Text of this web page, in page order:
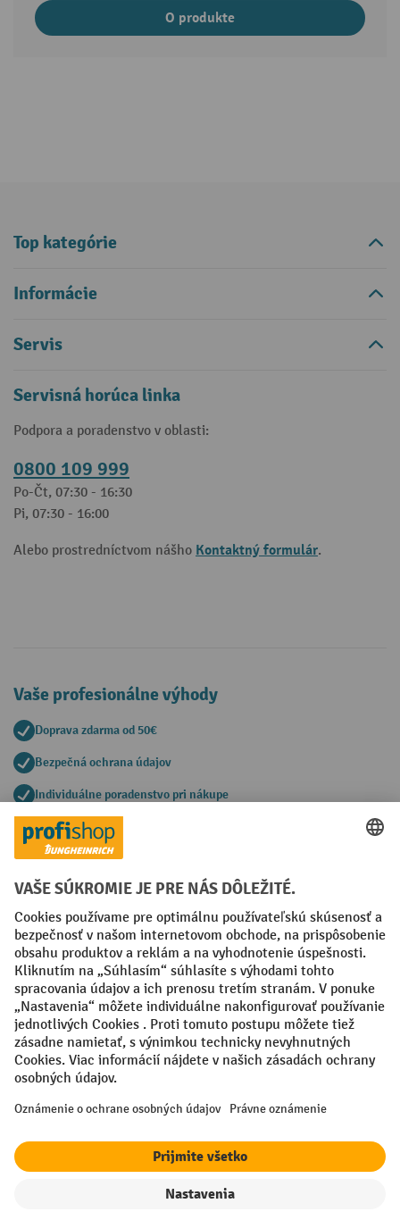
O produkte
Top kategórie
Informácie
Servis
Servisná horúca linka
Podpora a poradenstvo v oblasti:
0800 109 999
Po-Čt, 07:30 - 16:30
Pi, 07:30 - 16:00
Alebo prostredníctvom nášho Kontaktný formulár.
Vaše profesionálne výhody
Doprava zdarma od 50€
Bezpečná ochrana údajov
Individuálne poradenstvo pri nákupe
Spôsoby platby
Faktúra Predplatba
Sociálne siete
Facebook
YouTube
LinkedIn
Nastavenia ochrany osobných údajov
All prices excl. VAT plus shipping costsand possible delivery charges,
if not stated otherwise.